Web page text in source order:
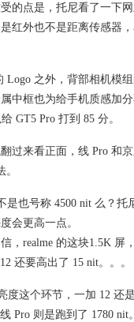
点是，托尼看了一下网
红外也不是距离传感器
之外，背部相机模
中框也为给手机质感加
GT5 Pro 打到 85 分。
来看正面，线 Pro 和京
也号称 4500 nit 么？托
会更高一点。
realme 的这块1.5K 屏
还要高出了 15 nit。。。
这个环节，一加 12 还
Pro 则是跑到了 1780 nit。